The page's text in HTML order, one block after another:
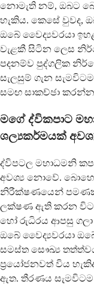
නොමැති නම්, ඔබට
හැකිය. කෙසේ වුවද,
ඔබේ වෛද්‍යවරයා
වැළකී සිටින ලෙස
පදනම්ව පුද්ගලික
සැලසුම් ගැන
සමඟ සාකච්ඡා
මගේ ද්විකපාට
ශල්‍යකර්මයක්
ද්විපටල මහාධමනි
අවශ්‍ය නොවේ.
නිරීක්ෂණයෙන් පමණක්
ලක්ෂණ ඇති කරන විට,
හෝ රුධිරය ආපසු ගලා
ඔබේ වෛද්‍යවරයා
සමස්ත සෞඛ්‍ය
ප්‍රයෝජනවත් විය
ඇත. තීරණය